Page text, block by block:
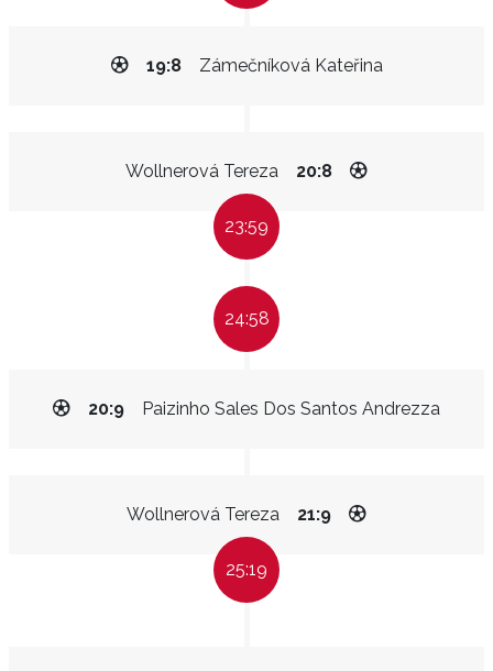
Zámečníková Kateřina
19:8
Wollnerová Tereza 20:8
23:59
24:58
Paizinho Sales Dos Santos Andrezza
20:9
Wollnerová Tereza 21:9
25:19